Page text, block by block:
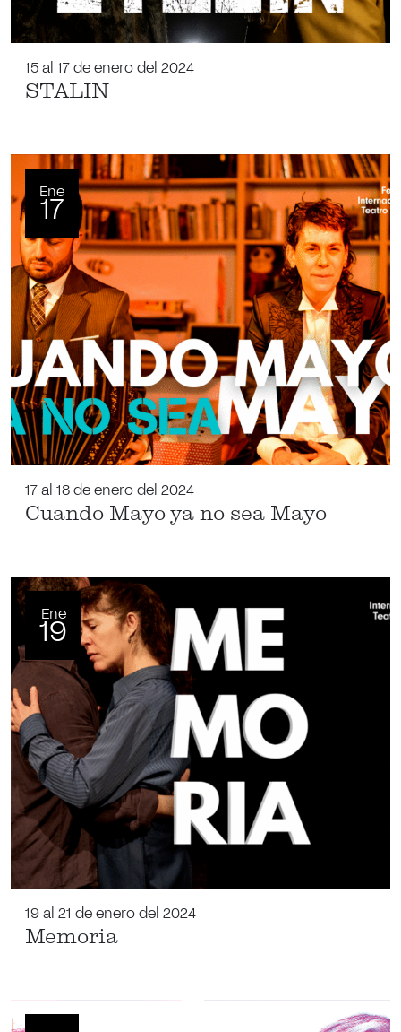
15 al 17 de enero del 2024
STALIN
Ene
17
17 al 18 de enero del 2024
Cuando Mayo ya no sea Mayo
Ene
19
19 al 21 de enero del 2024
Memoria